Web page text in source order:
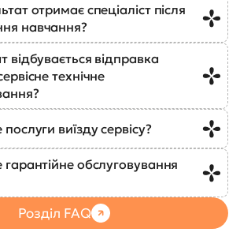
отримає спеціаліст після
навчання?
відбувається відправка
технічне
виїзду сервісу?
обслуговування
Розділ FAQ